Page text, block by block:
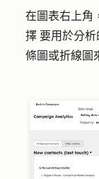
在圖表右上角
擇 要用於分析
條圖或折線圖